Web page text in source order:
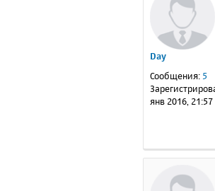
Day
Сообщения: 5
янв 2016, 21:57